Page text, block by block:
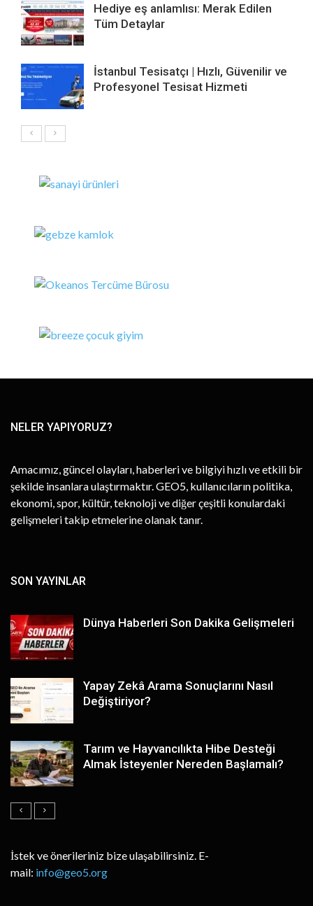
Hediye eş anlamlısı: Merak Edilen
Tüm Detaylar
İstanbul Tesisatçı | Hızlı, Güvenilir ve
Profesyonel Tesisat Hizmeti
NELER YAPIYORUZ?
Amacımız, güncel olayları, haberleri ve bilgiyi hızlı ve etkili bir
şekilde insanlara ulaştırmaktır. GEO5, kullanıcıların politika,
ekonomi, spor, kültür, teknoloji ve diğer çeşitli konulardaki
gelişmeleri takip etmelerine olanak tanır.
SON YAYINLAR
Dünya Haberleri Son Dakika Gelişmeleri
Yapay Zekâ Arama Sonuçlarını Nasıl
Değiştiriyor?
Tarım ve Hayvancılıkta Hibe Desteği
Almak İsteyenler Nereden Başlamalı?
İstek ve önerileriniz bize ulaşabilirsiniz. E-
mail: info@geo5.org